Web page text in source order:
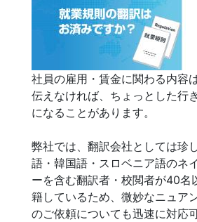
社員の雇用・賃金に関わる内容
伝えなければ、ちょっとした行
になることがあります。
弊社では、翻訳会社としては珍
語・韓国語・スロベニア語のネ
ーを含む翻訳者・校閲者が40名
籍しているため、微妙なニュア
のご依頼についても迅速に対応